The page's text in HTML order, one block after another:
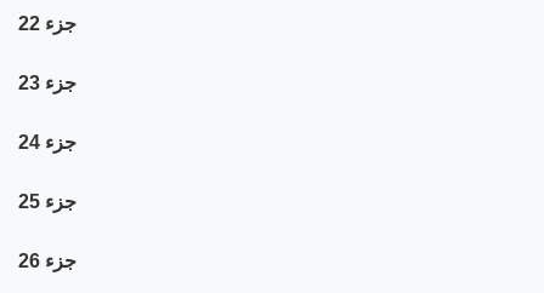
جزء 22
جزء 23
جزء 24
جزء 25
جزء 26